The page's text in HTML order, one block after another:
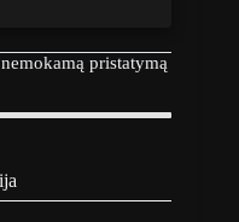
pristatymą